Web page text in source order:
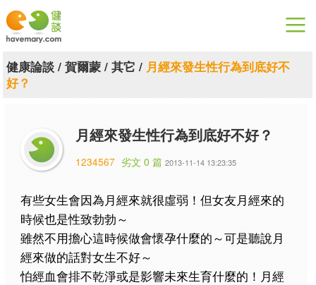
漫漫健康
關於健談
聯絡我們
健康論談/賀爾蒙/ 其它 / 月經來發生性行為到底好不
好？
月經來發生性行為到底好不好？
1234567 劣文 0 篇 2013-11-14 13:23:35
有些女生會因為月經來就很虛弱！但女友月經來的
時候也是性致勃勃～
雖然不用擔心這時候做會懷孕什麼的～可是聽說月
經來做的話對女生不好～
怕經血會排不乾淨或是影響未來生育什麼的！月經